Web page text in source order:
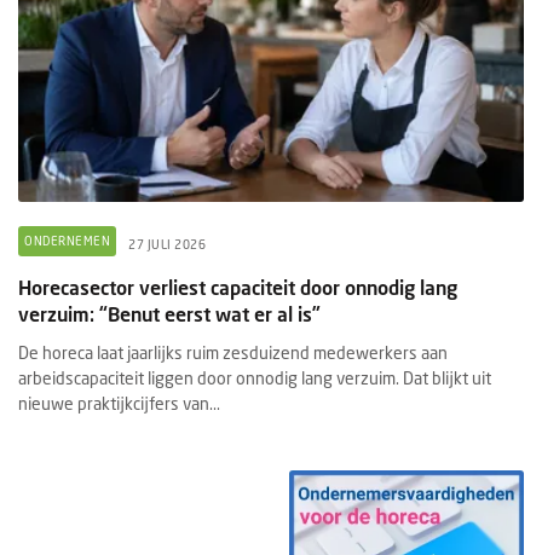
ONDERNEMEN 27 JULI 2026
Horecasector verliest capaciteit door onnodig lang
verzuim: “Benut eerst wat er al is”
De horeca laat jaarlijks ruim zesduizend medewerkers aan
arbeidscapaciteit liggen door onnodig lang verzuim. Dat blijkt uit
nieuwe praktijkcijfers van...